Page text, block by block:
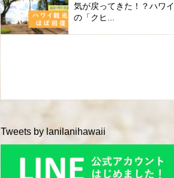
気が戻ってきた！？ハワイ
の「クヒ...
Tweets by lanilanihawaii